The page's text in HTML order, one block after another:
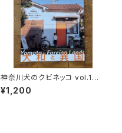
神奈川犬のクビネッコ vol.1
特集：大和と異国
¥1,200